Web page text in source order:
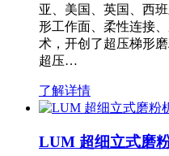
亚、美国、英国、西
形工作面、柔性连接
术，开创了超压梯形
超压…
了解详情
LUM 超细立式磨